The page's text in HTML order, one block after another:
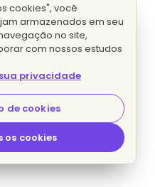
cookies", você
armazenados em seu
no site,
com nossos estudos
privacidade
de cookies
os cookies